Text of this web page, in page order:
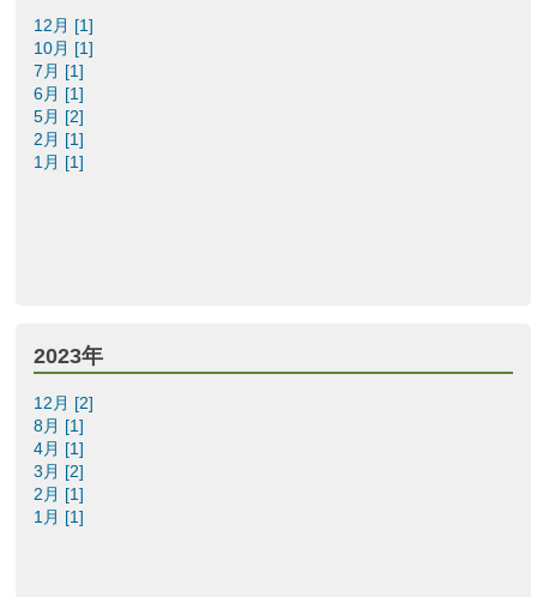
12月 [1]
10月 [1]
7月 [1]
6月 [1]
5月 [2]
2月 [1]
1月 [1]
2023年
12月 [2]
8月 [1]
4月 [1]
3月 [2]
2月 [1]
1月 [1]